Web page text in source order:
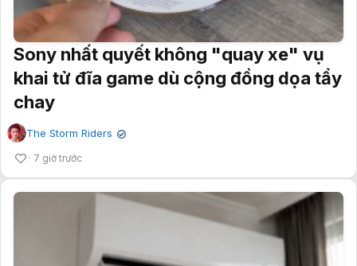
Sony nhất quyết không "quay xe" vụ
khai tử đĩa game dù cộng đồng dọa tẩy
chay
The Storm Riders ✔
7 giờ trước